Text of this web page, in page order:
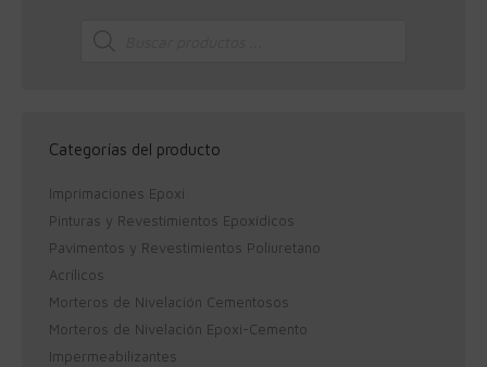
de
productos
Categorías del producto
Imprimaciones Epoxi
Pinturas y Revestimientos Epoxídicos
Pavimentos y Revestimientos Poliuretano
Acrílicos
Morteros de Nivelación Cementosos
Morteros de Nivelación Epoxi-Cemento
Impermeabilizantes